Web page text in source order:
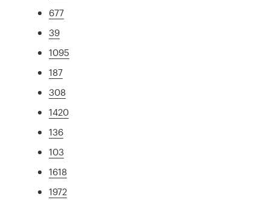
677
39
1095
187
308
1420
136
103
1618
1972